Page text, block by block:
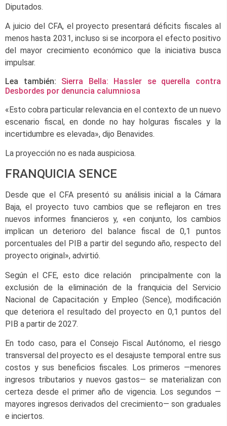
Diputados.
A juicio del CFA, el proyecto presentará déficits fiscales al
menos hasta 2031, incluso si se incorpora el efecto positivo
del mayor crecimiento económico que la iniciativa busca
impulsar.
Lea también: Sierra Bella: Hassler se querella contra
Desbordes por denuncia calumniosa
«Esto cobra particular relevancia en el contexto de un nuevo
escenario fiscal, en donde no hay holguras fiscales y la
incertidumbre es elevada», dijo Benavides.
La proyección no es nada auspiciosa.
FRANQUICIA SENCE
Desde que el CFA presentó su análisis inicial a la Cámara
Baja, el proyecto tuvo cambios que se reflejaron en tres
nuevos informes financieros y, «en conjunto, los cambios
implican un deterioro del balance fiscal de 0,1 puntos
porcentuales del PIB a partir del segundo año, respecto del
proyecto original», advirtió.
Según el CFE, esto dice relación principalmente con la
exclusión de la eliminación de la franquicia del Servicio
Nacional de Capacitación y Empleo (Sence), modificación
que deteriora el resultado del proyecto en 0,1 puntos del
PIB a partir de 2027.
En todo caso, para el Consejo Fiscal Autónomo, el riesgo
transversal del proyecto es el desajuste temporal entre sus
costos y sus beneficios fiscales. Los primeros —menores
ingresos tributarios y nuevos gastos— se materializan con
certeza desde el primer año de vigencia. Los segundos —
mayores ingresos derivados del crecimiento— son graduales
e inciertos.